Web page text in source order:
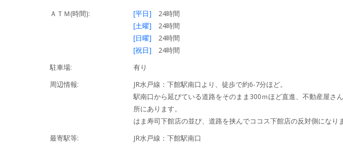
ＡＴＭ(時間):
[平日] 24時間
[土曜] 24時間
[日曜] 24時間
[祝日] 24時間
駐車場:
有り
周辺情報:
JR水戸線：下館駅南口より、徒歩で約6-7分ほど。
駅南口から延びている道路をそのまま300ｍほど直進、不動産屋
所にあります。
はま寿司下館店の並び、道路を挟んでココス下館店の反対側になり
最寄駅等:
JR水戸線：下館駅南口